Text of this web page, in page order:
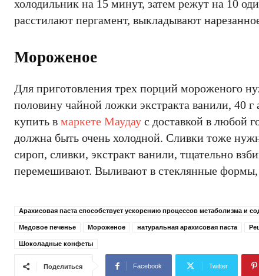
холодильник на 15 минут, затем режут на 10
расстилают пергамент, выкладывают
Мороженое
Для приготовления трех порций мороженого
половину чайной ложки экстракта ванили, 40
купить в маркете Маудау с доставкой в любой
должна быть очень холодной. Сливки тоже
сироп, сливки, экстракт ванили, тщательно
перемешивают. Выливают в стеклянные формы,
Арахисовая паста способствует ускорению процессов метаболизма и
Медовое печенье Мороженое натуральная арахисовая паста
Шоколадные конфеты
Поделиться Facebook Twitter